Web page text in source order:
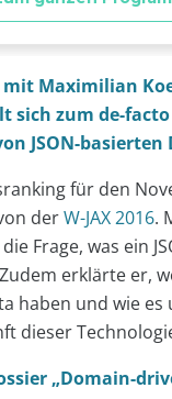
Maximilian
sich zum de-
JSON-basierten
für den
derW-JAX 2016.
Frage, was ein
erklärte er,
haben und wie
dieser
„Domain-